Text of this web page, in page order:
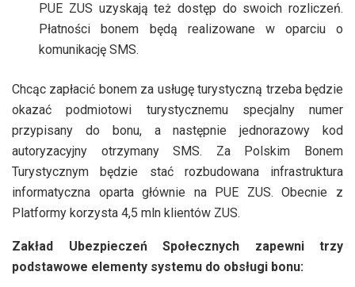
PUE ZUS uzyskają też dostęp do swoich rozliczeń.
Płatności bonem będą realizowane w oparciu o
komunikację SMS.
Chcąc zapłacić bonem za usługę turystyczną trzeba będzie
okazać podmiotowi turystycznemu specjalny numer
przypisany do bonu, a następnie jednorazowy kod
autoryzacyjny otrzymany SMS. Za Polskim Bonem
Turystycznym będzie stać rozbudowana infrastruktura
informatyczna oparta głównie na PUE ZUS. Obecnie z
Platformy korzysta 4,5 mln klientów ZUS.
Zakład Ubezpieczeń Społecznych zapewni trzy
podstawowe elementy systemu do obsługi bonu: